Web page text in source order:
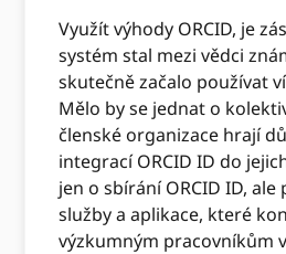
Využít výhody ORCID, je
systém stal mezi vědci
skutečně začalo používat
Mělo by se jednat o
členské organizace hrají
integrací ORCID ID do
jen o sbírání ORCID ID,
služby a aplikace, které
výzkumným pracovníkům